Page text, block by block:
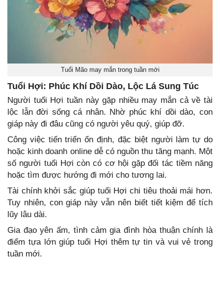
Tuổi Mão may mắn trong tuần mới
Tuổi Hợi: Phúc Khí Dồi Dào, Lộc Lá Sung Túc
Người tuổi Hợi tuần này gặp nhiều may mắn cả về tài
lộc lẫn đời sống cá nhân. Nhờ phúc khí dồi dào, con
giáp này đi đâu cũng có người yêu quý, giúp đỡ.
Công việc tiến triển ổn định, đặc biệt người làm tự do
hoặc kinh doanh online dễ có nguồn thu tăng mạnh. Một
số người tuổi Hợi còn có cơ hội gặp đối tác tiềm năng
hoặc tìm được hướng đi mới cho tương lai.
Tài chính khởi sắc giúp tuổi Hợi chi tiêu thoải mái hơn.
Tuy nhiên, con giáp này vẫn nên biết tiết kiệm để tích
lũy lâu dài.
Gia đạo yên ấm, tình cảm gia đình hòa thuận chính là
điểm tựa lớn giúp tuổi Hợi thêm tự tin và vui vẻ trong
tuần mới.